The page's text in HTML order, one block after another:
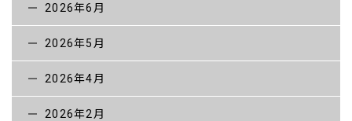
2026年6月
2026年5月
2026年4月
2026年2月
3次元出来形管理
所有するICT関連機器
ICT活用工事MOVIE
ICT活用工事 社内教育